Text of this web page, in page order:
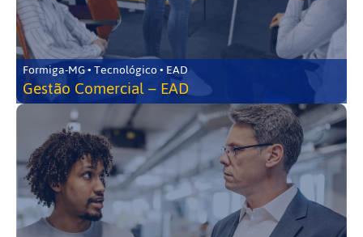
Formiga-MG • Tecnológico • EAD
Gestão Comercial – EAD